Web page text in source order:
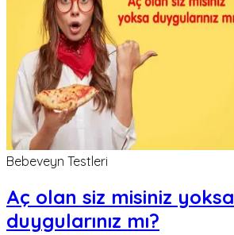
Bebeveyn Testleri
Aç olan siz misiniz yoksa
duygularınız mı?